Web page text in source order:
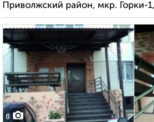
Приволжский район, мкр. Горки-
8